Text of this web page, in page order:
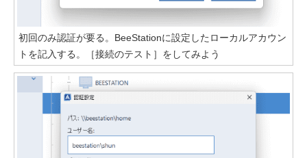
初回のみ認証が要る。BeeStationに設定したローカルアカウン
トを記入する。［接続のテスト］をしてみよう